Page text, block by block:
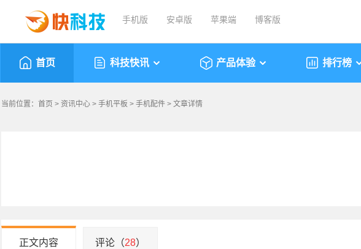
手机版 安卓版 苹果端 博客版
首页 科技快讯 产品体验 排行榜
当前位置： 首页 > 资讯中心 > 手机平板 > 手机配件 > 文章详情
正文内容 评论（28）